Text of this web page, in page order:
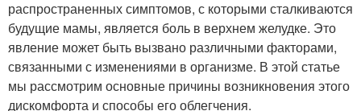
распространенных симптомов, с которыми сталкиваются
будущие мамы, является боль в верхнем желудке. Это
явление может быть вызвано различными факторами,
связанными с изменениями в организме. В этой статье
мы рассмотрим основные причины возникновения этого
дискомфорта и способы его облегчения.